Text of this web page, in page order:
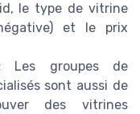
le type de vitrine
et le prix
Les groupes de
sont aussi de
des vitrines